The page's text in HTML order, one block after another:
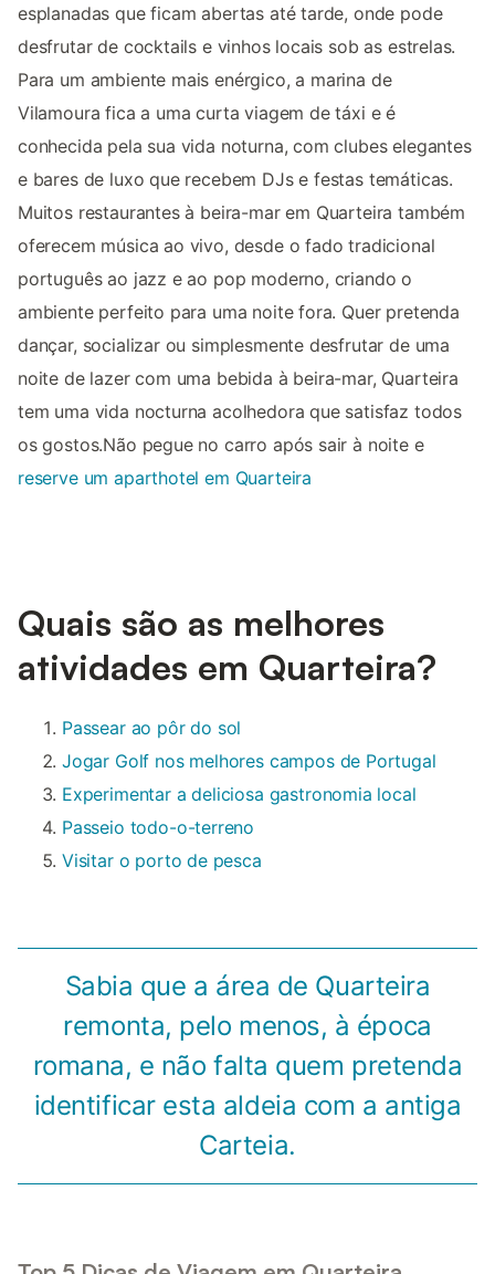
esplanadas que ficam abertas até tarde, onde pode
desfrutar de cocktails e vinhos locais sob as estrelas.
Para um ambiente mais enérgico, a marina de
Vilamoura fica a uma curta viagem de táxi e é
conhecida pela sua vida noturna, com clubes elegantes
e bares de luxo que recebem DJs e festas temáticas.
Muitos restaurantes à beira-mar em Quarteira também
oferecem música ao vivo, desde o fado tradicional
português ao jazz e ao pop moderno, criando o
ambiente perfeito para uma noite fora. Quer pretenda
dançar, socializar ou simplesmente desfrutar de uma
noite de lazer com uma bebida à beira-mar, Quarteira
tem uma vida nocturna acolhedora que satisfaz todos
os gostos.Não pegue no carro após sair à noite e
reserve um aparthotel em Quarteira
Quais são as melhores
atividades em Quarteira?
Passear ao pôr do sol
Jogar Golf nos melhores campos de Portugal
Experimentar a deliciosa gastronomia local
Passeio todo-o-terreno
Visitar o porto de pesca
Sabia que a área de Quarteira
remonta, pelo menos, à época
romana, e não falta quem pretenda
identificar esta aldeia com a antiga
Carteia.